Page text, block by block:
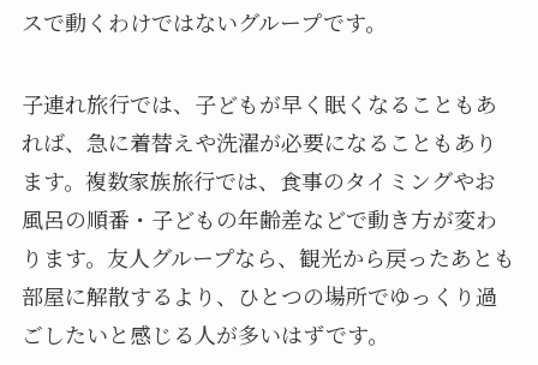
スで動くわけではないグループです。
子連れ旅行では、子どもが早く眠くなることもあ
れば、急に着替えや洗濯が必要になることもあり
ます。複数家族旅行では、食事のタイミングやお
風呂の順番・子どもの年齢差などで動き方が変わ
ります。友人グループなら、観光から戻ったあとも
部屋に解散するより、ひとつの場所でゆっくり過
ごしたいと感じる人が多いはずです。